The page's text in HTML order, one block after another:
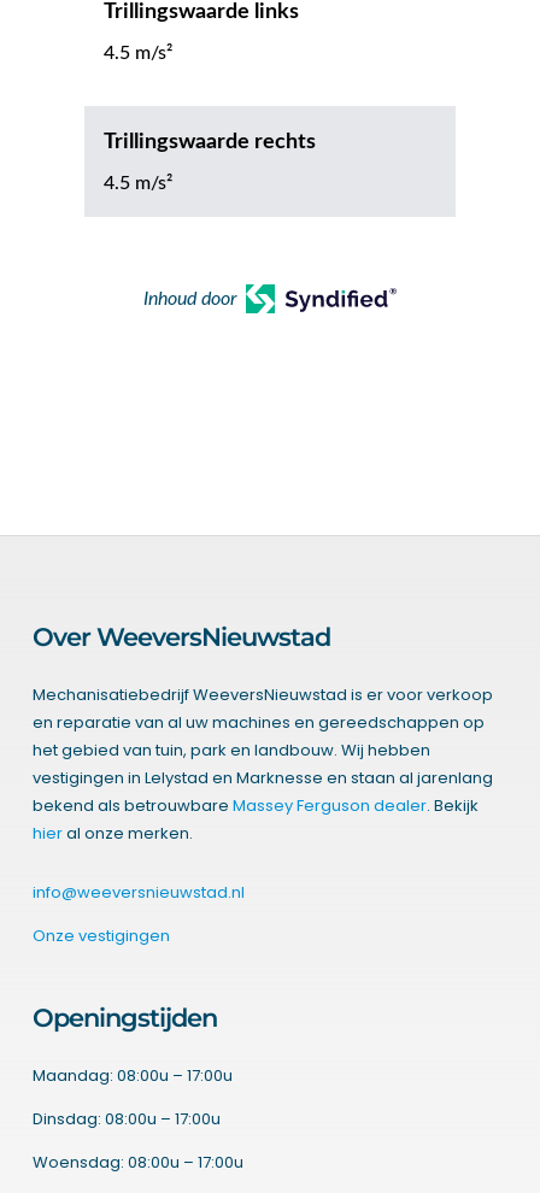
Trillingswaarde links
4.5 m/s²
Trillingswaarde rechts
4.5 m/s²
Inhoud door
Over WeeversNieuwstad
Mechanisatiebedrijf WeeversNieuwstad is er voor verkoop
en reparatie van al uw machines en gereedschappen op
het gebied van tuin, park en landbouw. Wij hebben
vestigingen in Lelystad en Marknesse en staan al jarenlang
bekend als betrouwbare Massey Ferguson dealer. Bekijk
hieral onze merken.
info@weeversnieuwstad.nl
Onze vestigingen
Openingstijden
Maandag: 08:00u – 17:00u
Dinsdag: 08:00u – 17:00u
Woensdag: 08:00u – 17:00u